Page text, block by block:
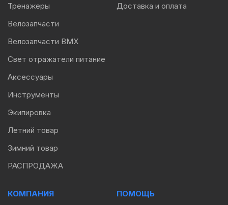
Тренажеры
Велозапчасти
Велозапчасти BMX
Свет отражатели питание
Аксессуары
Инструменты
Экипировка
Летний товар
Зимний товар
РАСПРОДАЖА
Доставка и оплата
КОМПАНИЯ
ПОМОЩЬ